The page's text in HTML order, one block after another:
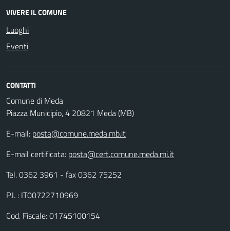
VIVERE IL COMUNE
Luoghi
Eventi
CONTATTI
Comune di Meda
Piazza Municipio, 4 20821 Meda (MB)
E-mail: posta@comune.meda.mb.it
E-mail certificata: posta@cert.comune.meda.mi.it
Tel. 0362 3961 - fax 0362 75252
P.I. : IT00722710969
Cod. Fiscale: 01745100154